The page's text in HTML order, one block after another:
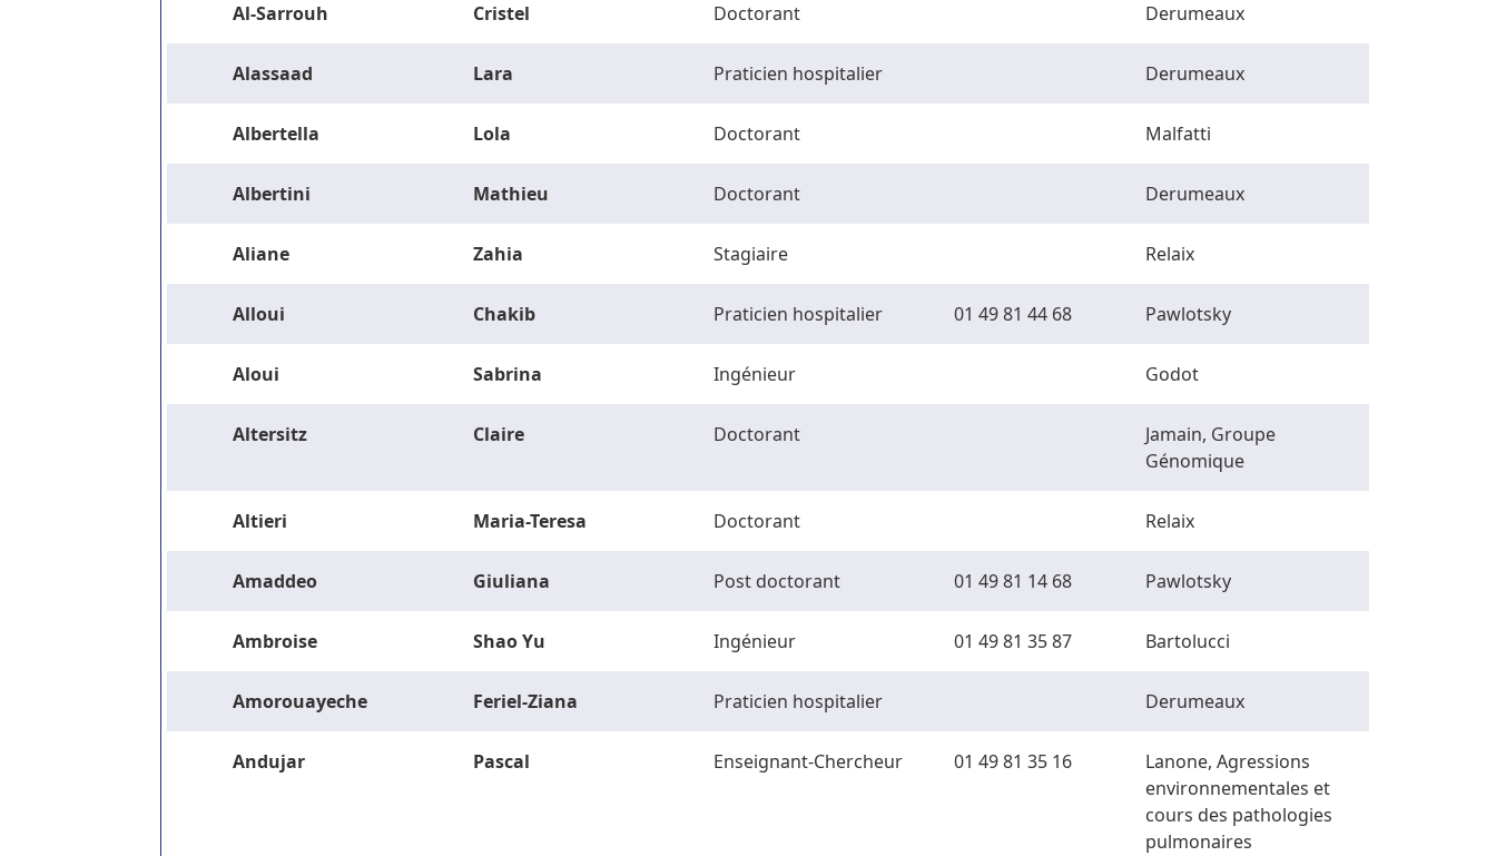
Al-Sarrouh Cristel Doctorant Derumeaux
Alassaad Lara Praticien hospitalier Derumeaux
Albertella Lola Doctorant Malfatti
Albertini Mathieu Doctorant Derumeaux
Aliane Zahia Stagiaire Relaix
Alloui Chakib Praticien hospitalier 01 49 81 44 68 Pawlotsky
Aloui Sabrina Ingénieur Godot
Altersitz Claire Doctorant
Jamain, Groupe
Génomique
Altieri Maria-Teresa Doctorant Relaix
Amaddeo Giuliana Post doctorant 01 49 81 14 68 Pawlotsky
Ambroise Shao Yu Ingénieur 01 49 81 35 87 Bartolucci
Amorouayeche Feriel-Ziana Praticien hospitalier Derumeaux
Andujar Pascal Enseignant-Chercheur 01 49 81 35 16
Lanone, Agressions
environnementales et
cours des pathologies
pulmonaires